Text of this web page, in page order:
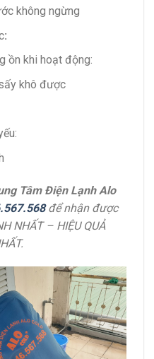
không ngừng
:
ồn khi hoạt động:
khô được
Tâm Điện Lạnh Alo
để nhận được
NHẤT – HIỆU QUẢ